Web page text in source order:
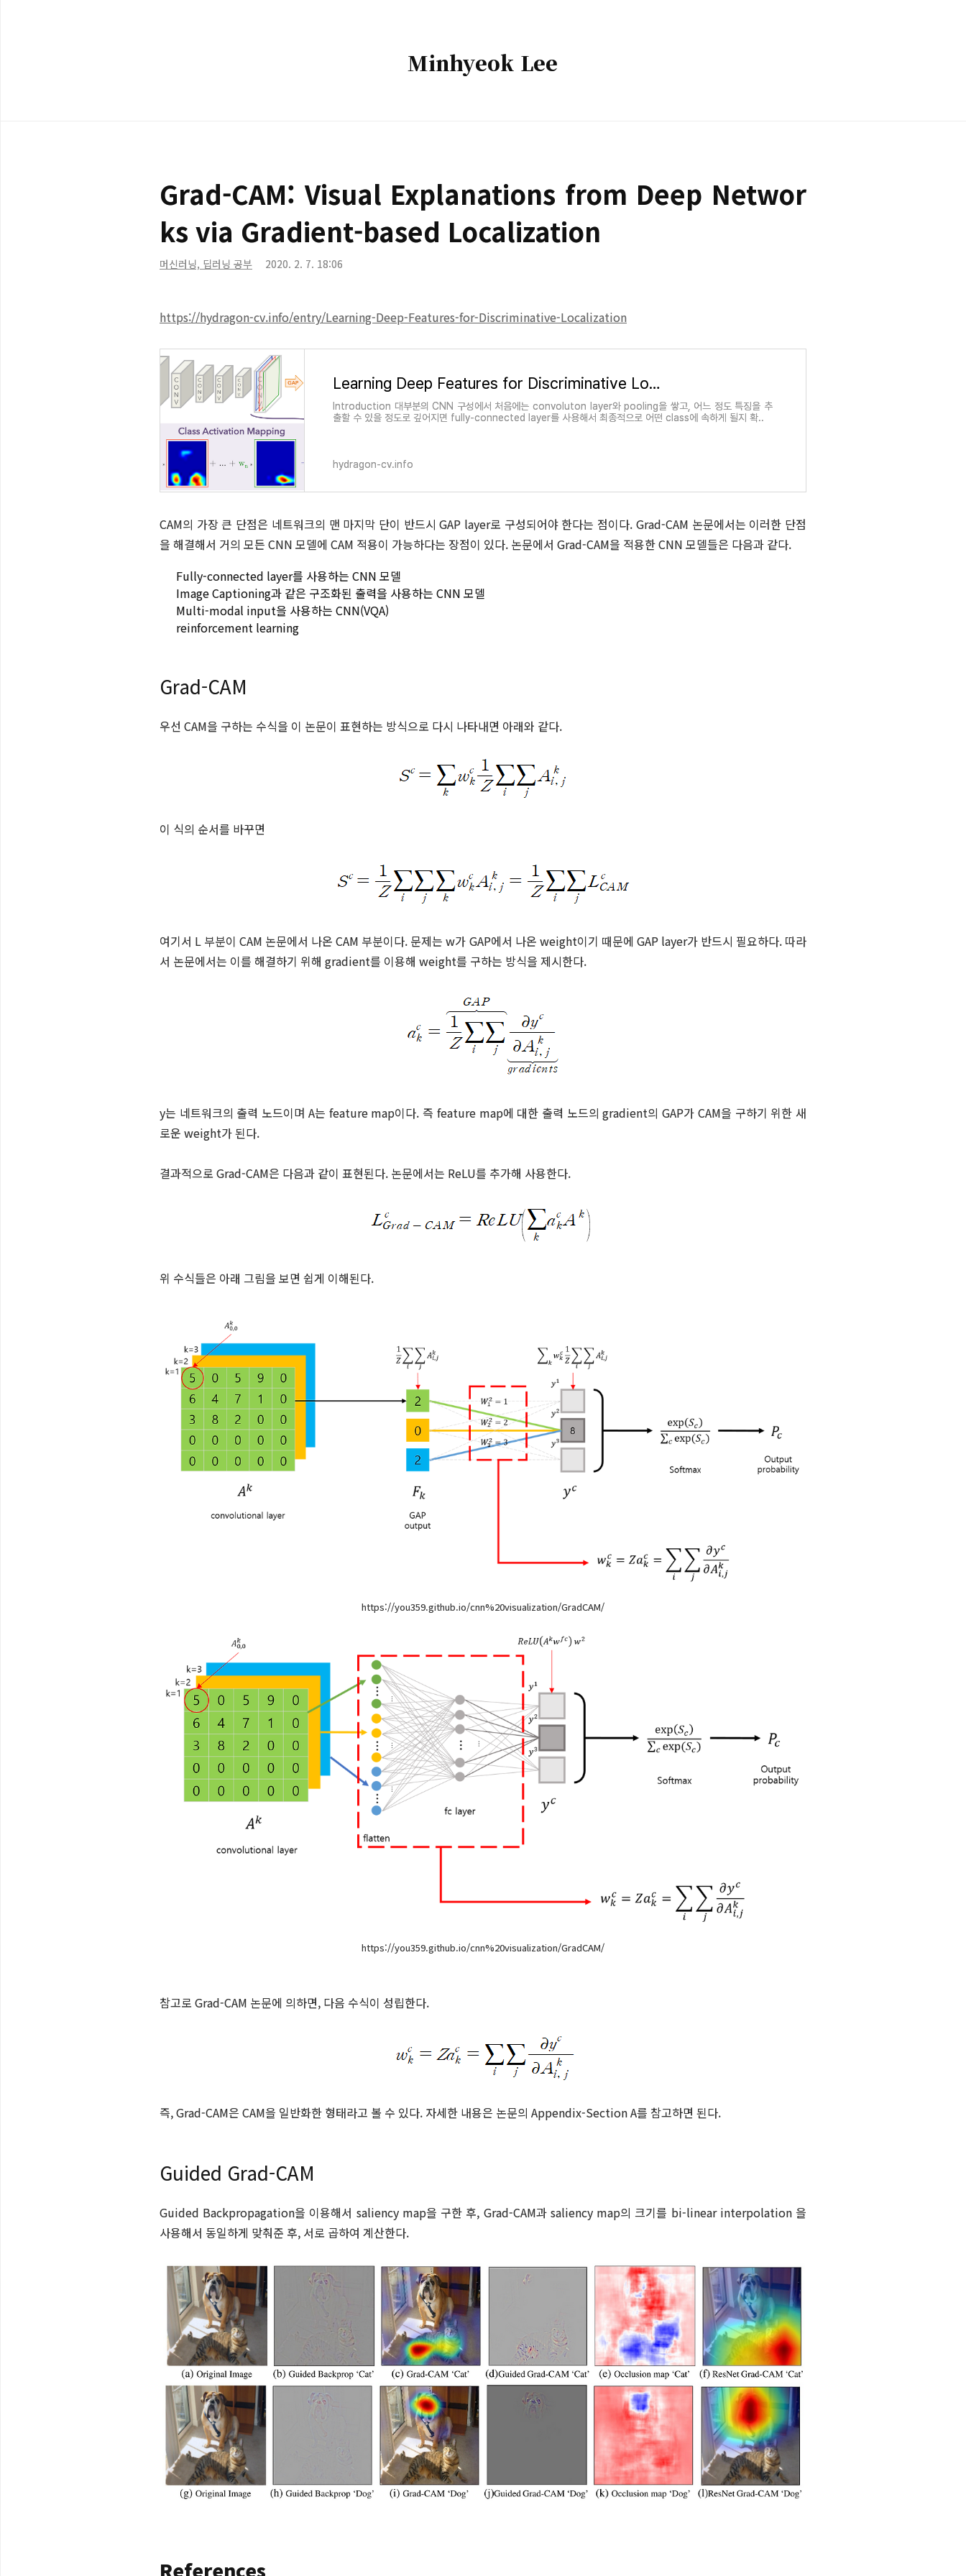
Lee
Minhyeok Lee
Grad-CAM: Visual Explanations from Deep Networ
ks via Gradient-based Localization
머신러닝, 딥러닝 공부 2020. 2. 7. 18:06
https://hydragon-cv.info/entry/Learning-Deep-Features-for-Discriminative-Localization
Learning Deep Features for Discriminative Localization
Introduction 대부분의 CNN 구성에서 처음에는 convoluton layer와 pooling을 쌓고, 어느 정도 특징을 추
출할 수 있을 정도로 깊어지면 fully-connected layer를 사용해서 최종적으로 어떤 class에 속하게 될지 확..
hydragon-cv.info
CAM의 가장 큰 단점은 네트워크의 맨 마지막 단이 반드시 GAP layer로 구성되어야 한다는 점이다. Grad-CAM 논문에서는 이러한 단점
을 해결해서 거의 모든 CNN 모델에 CAM 적용이 가능하다는 장점이 있다. 논문에서 Grad-CAM을 적용한 CNN 모델들은 다음과 같다.
Fully-connected layer를 사용하는 CNN 모델
Image Captioning과 같은 구조화된 출력을 사용하는 CNN 모델
Multi-modal input을 사용하는 CNN(VQA)
reinforcement learning
Grad-CAM
우선 CAM을 구하는 수식을 이 논문이 표현하는 방식으로 다시 나타내면 아래와 같다.
이 식의 순서를 바꾸면
여기서 L 부분이 CAM 논문에서 나온 CAM 부분이다. 문제는 w가 GAP에서 나온 weight이기 때문에 GAP layer가 반드시 필요하다. 따라
서 논문에서는 이를 해결하기 위해 gradient를 이용해 weight를 구하는 방식을 제시한다.
y는 네트워크의 출력 노드이며 A는 feature map이다. 즉 feature map에 대한 출력 노드의 gradient의 GAP가 CAM을 구하기 위한 새
로운 weight가 된다.
결과적으로 Grad-CAM은 다음과 같이 표현된다. 논문에서는 ReLU를 추가해 사용한다.
위 수식들은 아래 그림을 보면 쉽게 이해된다.
https://you359.github.io/cnn%20visualization/GradCAM/
https://you359.github.io/cnn%20visualization/GradCAM/
참고로 Grad-CAM 논문에 의하면, 다음 수식이 성립한다.
즉, Grad-CAM은 CAM을 일반화한 형태라고 볼 수 있다. 자세한 내용은 논문의 Appendix-Section A를 참고하면 된다.
Guided Grad-CAM
Guided Backpropagation을 이용해서 saliency map을 구한 후, Grad-CAM과 saliency map의 크기를 bi-linear interpolation 을
사용해서 동일하게 맞춰준 후, 서로 곱하여 계산한다.
References